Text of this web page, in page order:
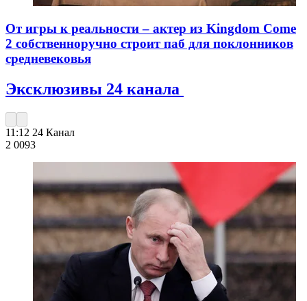
От игры к реальности – актер из Kingdom Come
2 собственноручно строит паб для поклонников
средневековья
Эксклюзивы 24 канала
11:12 24 Канал
2 0093